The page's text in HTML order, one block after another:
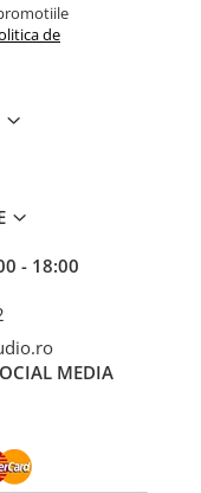
de
- 18:00
MEDIA